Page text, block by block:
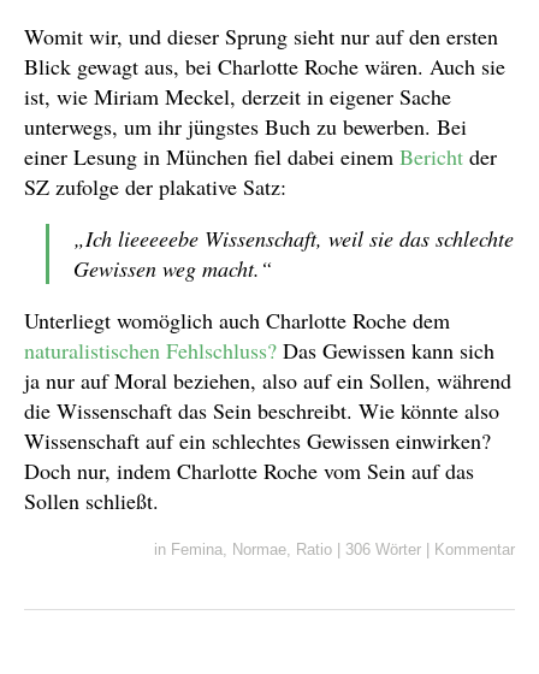
Womit wir, und dieser Sprung sieht nur auf den ersten
Blick gewagt aus, bei Charlotte Roche wären. Auch sie
ist, wie Miriam Meckel, derzeit in eigener Sache
unterwegs, um ihr jüngstes Buch zu bewerben. Bei
einer Lesung in München fiel dabei einem Bericht der
SZ zufolge der plakative Satz:
„Ich lieeeeebe Wissenschaft, weil sie das schlechte
Gewissen weg macht.“
Unterliegt womöglich auch Charlotte Roche dem
naturalistischen Fehlschluss? Das Gewissen kann sich
ja nur auf Moral beziehen, also auf ein Sollen, während
die Wissenschaft das Sein beschreibt. Wie könnte also
Wissenschaft auf ein schlechtes Gewissen einwirken?
Doch nur, indem Charlotte Roche vom Sein auf das
Sollen schließt.
in Femina, Normae, Ratio 306 Wörter Kommentar